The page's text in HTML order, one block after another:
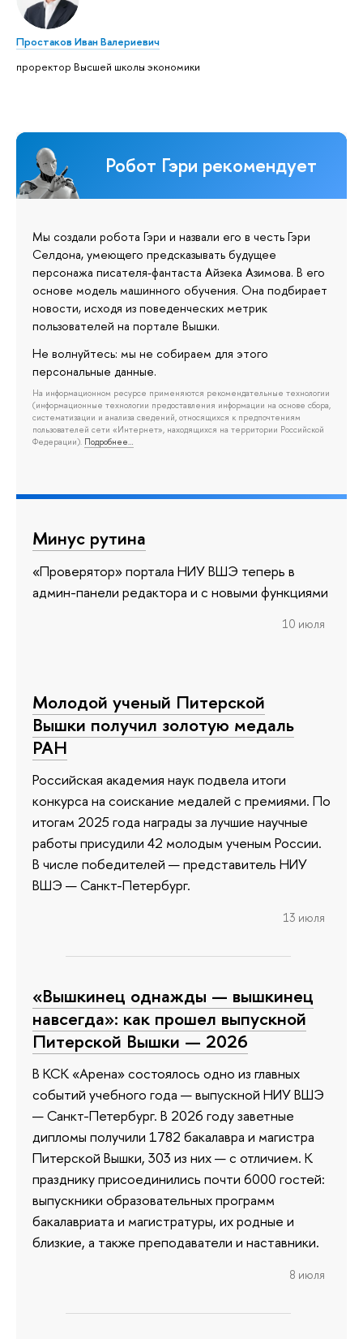
Простаков Иван Валериевич
проректор Высшей школы экономики
Робот Гэри рекомендует
Мы создали робота Гэри и назвали его в честь Гэри
Селдона, умеющего предсказывать будущее
персонажа писателя-фантаста Айзека Азимова. В его
основе модель машинного обучения. Она подбирает
новости, исходя из поведенческих метрик
пользователей на портале Вышки.
Не волнуйтесь: мы не собираем для этого
персональные данные.
На информационном ресурсе применяются рекомендательные технологии
(информационные технологии предоставления информации на основе сбора,
систематизации и анализа сведений, относящихся к предпочтениям
пользователей сети «Интернет», находящихся на территории Российской
Федерации). Подробнее…
Минус рутина
«Проверятор» портала НИУ ВШЭ теперь в
админ-панели редактора и с новыми функциями
10 июля
Молодой ученый Питерской
Вышки получил золотую медаль
РАН
Российская академия наук подвела итоги
конкурса на соискание медалей с премиями. По
итогам 2025 года награды за лучшие научные
работы присудили 42 молодым ученым России.
В числе победителей — представитель НИУ
ВШЭ — Санкт-Петербург.
13 июля
«Вышкинец однажды — вышкинец
навсегда»: как прошел выпускной
Питерской Вышки — 2026
В КСК «Арена» состоялось одно из главных
событий учебного года — выпускной НИУ ВШЭ
— Санкт-Петербург. В 2026 году заветные
дипломы получили 1782 бакалавра и магистра
Питерской Вышки, 303 из них — с отличием. К
празднику присоединились почти 6000 гостей:
выпускники образовательных программ
бакалавриата и магистратуры, их родные и
близкие, а также преподаватели и наставники.
8 июля